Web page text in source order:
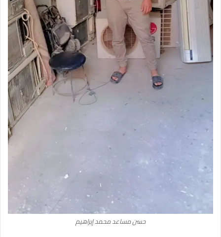
حسن مساعد محمد إبراهيم